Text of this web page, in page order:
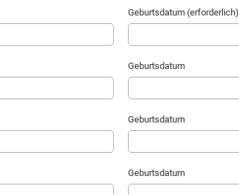
Geburtsdatum (erforderlich)
Geburtsdatum
Geburtsdatum
Geburtsdatum